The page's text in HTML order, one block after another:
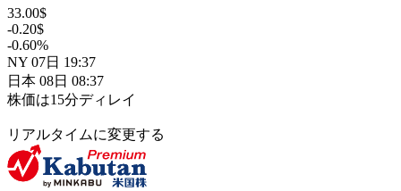
33.00$
-0.20$
-0.60%
NY 07日 19:37
日本 08日 08:37
株価は15分ディレイ
リアルタイムに変更する